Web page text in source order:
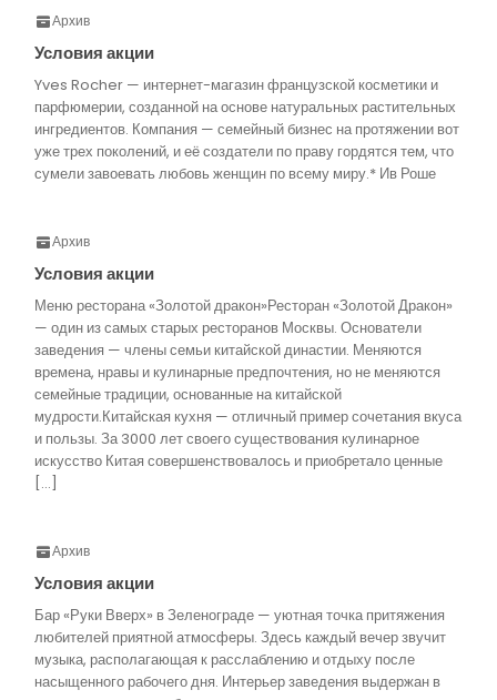
Архив
Условия акции
Yves Rocher — интернет-магазин французской косметики и
парфюмерии, созданной на основе натуральных растительных
ингредиентов. Компания — семейный бизнес на протяжении вот
уже трех поколений, и её создатели по праву гордятся тем, что
сумели завоевать любовь женщин по всему миру.* Ив Роше
Архив
Условия акции
Меню ресторана «Золотой дракон»Ресторан «Золотой Дракон»
— один из самых старых ресторанов Москвы. Основатели
заведения — члены семьи китайской династии. Меняются
времена, нравы и кулинарные предпочтения, но не меняются
семейные традиции, основанные на китайской
мудрости.Китайская кухня — отличный пример сочетания вкуса
и пользы. За 3000 лет своего существования кулинарное
искусство Китая совершенствовалось и приобретало ценные
[…]
Архив
Условия акции
Бар «Руки Вверх» в Зеленограде — уютная точка притяжения
любителей приятной атмосферы. Здесь каждый вечер звучит
музыка, располагающая к расслаблению и отдыху после
насыщенного рабочего дня. Интерьер заведения выдержан в